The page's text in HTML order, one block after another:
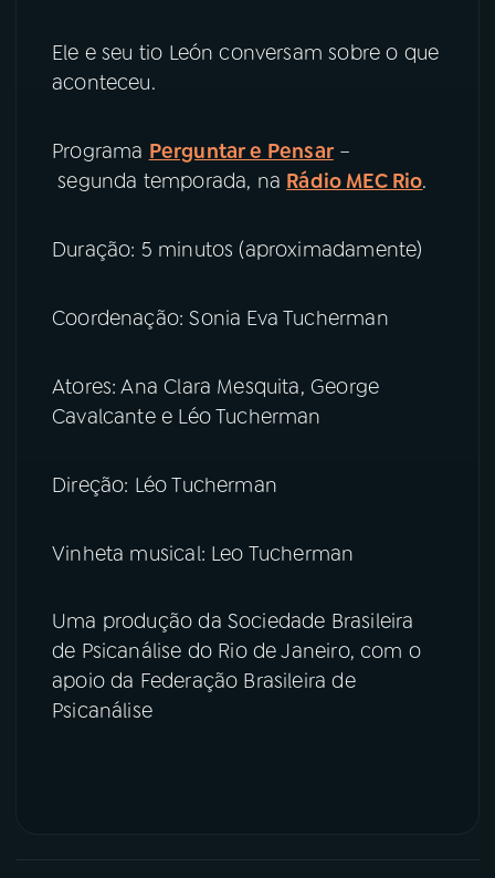
TikTok
Ele e seu tio León conversam sobre o que
aconteceu.
Programa Perguntar e Pensar–
segunda temporada, na Rádio MEC Rio.
Duração: 5 minutos (aproximadamente)
Coordenação: Sonia Eva Tucherman
Atores: Ana Clara Mesquita, George
Cavalcante e Léo Tucherman
Direção: Léo Tucherman
Vinheta musical: Leo Tucherman
Uma produção da Sociedade Brasileira
de Psicanálise do Rio de Janeiro, com o
apoio da Federação Brasileira de
Psicanálise